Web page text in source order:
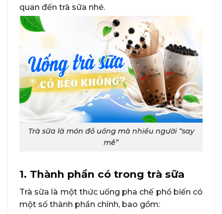
quan đến trà sữa nhé.
Trà sữa là món đồ uống mà nhiều người “say
mê”
1. Thành phần có trong trà sữa
Trà sữa là một thức uống pha chế phổ biến có
một số thành phần chính, bao gồm: